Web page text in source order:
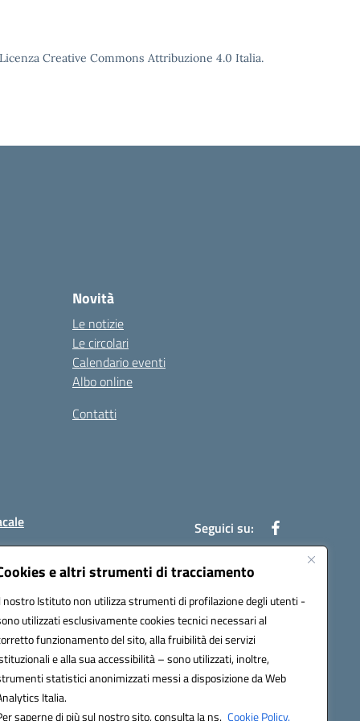
e altri strumenti di tracciamento
nostro Istituto non utilizza strumenti di profilazione degli utenti -
utilizzati esclusivamente cookies tecnici necessari al
funzionamento del sito, alla fruibilità dei servizi
e alla sua accessibilità – sono utilizzati, inoltre,
statistici anonimizzati messi a disposizione da Web
Italia.
saperne di più sul nostro sito, consulta la ns. Cookie Policy.
Creative Commons Attribuzione 4.0 Italia.
Novità
Le notizie
Le circolari
Calendario eventi
Albo online
Contatti
Seguici su: